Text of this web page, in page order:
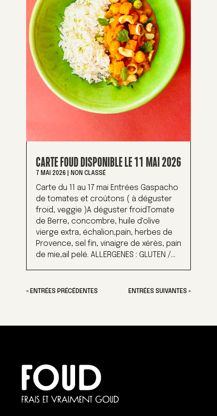
CARTE FOUD DISPONIBLE LE 11 MAI 2026
7 MAI 2026 NON CLASSÉ
Carte du 11 au 17 mai Entrées Gaspacho
de tomates et croûtons ( à déguster
froid, veggie )A déguster froidTomate
de Berre, concombre, huile d'olive
vierge extra, échalion,pain, herbes de
Provence, sel fin, vinaigre de xérès, pain
de mie,ail pelé. ALLERGENES : GLUTEN /...
« ENTRÉES PRÉCÉDENTES ENTRÉES SUIVANTES »